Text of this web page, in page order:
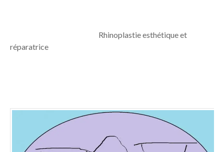
Rhinoplastie esthétique et
réparatrice